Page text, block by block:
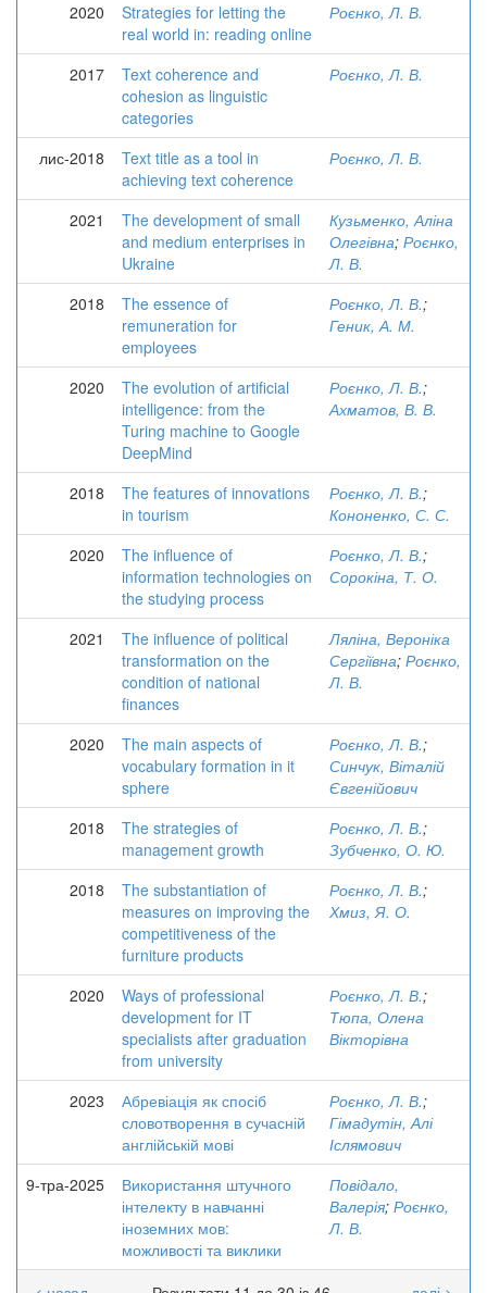
2020
Strategies for letting the
real world in: reading online
Роєнко, Л. В.
2017
Text coherence and
cohesion as linguistic
categories
Роєнко, Л. В.
лис-2018
Text title as a tool in
achieving text coherence
Роєнко, Л. В.
2021
The development of small
and medium enterprises in
Ukraine
Кузьменко, Аліна
Олегівна; Роєнко,
Л. В.
2018
The essence of
remuneration for
employees
Роєнко, Л. В.;
Геник, А. М.
2020
The evolution of artificial
intelligence: from the
Turing machine to Google
DeepMind
Роєнко, Л. В.;
Ахматов, В. В.
2018
The features of innovations
in tourism
Роєнко, Л. В.;
Кононенко, С. С.
2020
The influence of
information technologies on
the studying process
Роєнко, Л. В.;
Сорокіна, Т. О.
2021
The influence of political
transformation on the
condition of national
finances
Ляліна, Вероніка
Сергіївна; Роєнко,
Л. В.
2020
The main aspects of
vocabulary formation in it
sphere
Роєнко, Л. В.;
Синчук, Віталій
Євгенійович
2018
The strategies of
management growth
Роєнко, Л. В.;
Зубченко, О. Ю.
2018
The substantiation of
measures on improving the
competitiveness of the
furniture products
Роєнко, Л. В.;
Хмиз, Я. О.
2020
Ways of professional
development for IT
specialists after graduation
from university
Роєнко, Л. В.;
Тюпа, Олена
Вікторівна
2023
Абревіація як спосіб
словотворення в сучасній
англійській мові
Роєнко, Л. В.;
Гімадутін, Алі
Іслямович
9-тра-2025
Використання штучного
інтелекту в навчанні
іноземних мов:
можливості та виклики
Повідало,
Валерія; Роєнко,
Л. В.